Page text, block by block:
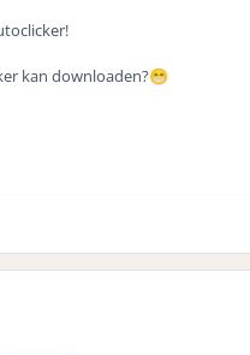
kan downloaden?😁